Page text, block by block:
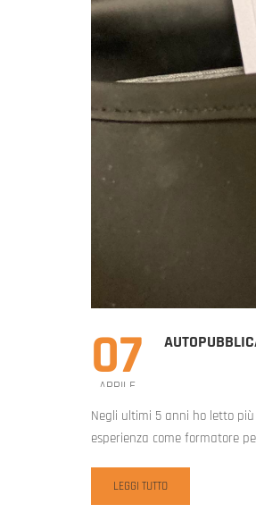
07
APRILE
Negli ultimi 5 anni ho letto
esperienza come formatore
READ
MORE
LEGGI TUTTO